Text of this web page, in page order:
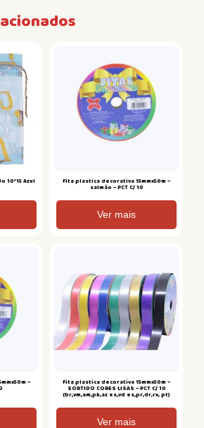
10*15 Azul Fita plastica decorativa 15mmx50m –
salmão – PCT C/ 10
Ver mais
– Fita plastica decorativa 15mmx50m –
SORTIDO CORES LISAS – PCT C/ 10
(br,vm,am,pk,az es,vd es,pr,dr,rx, pt)
Ver mais